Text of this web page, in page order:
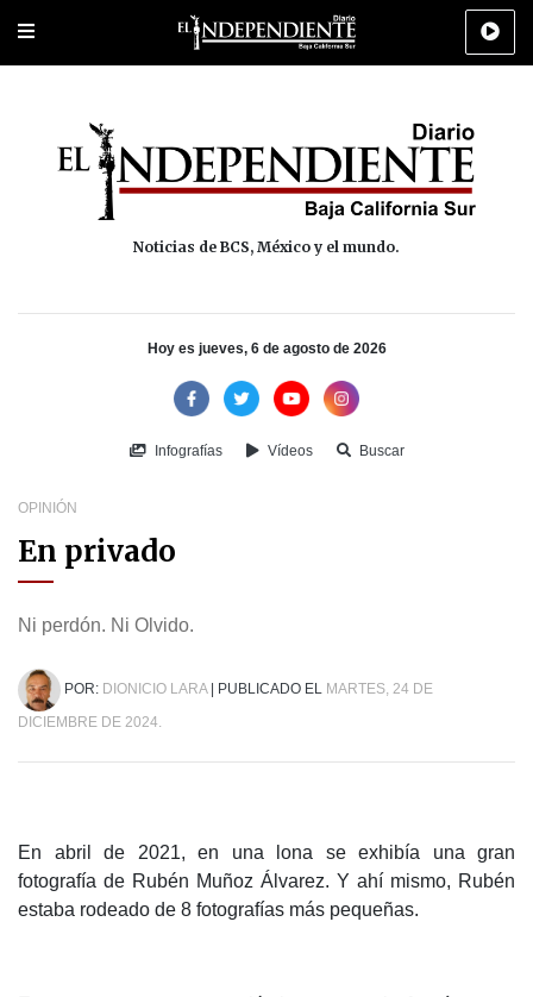
Portada Los Cabos Policiaca Deportes Cultura
Noticias de BCS, México y el mundo.
Hoy es jueves, 6 de agosto de 2026
Infografías Vídeos Buscar
OPINIÓN
En privado
Ni perdón. Ni Olvido.
POR: DIONICIO LARA| PUBLICADO EL MARTES, 24 DE
DICIEMBRE DE 2024.
En abril de 2021, en una lona se exhibía una gran
fotografía de Rubén Muñoz Álvarez. Y ahí mismo, Rubén
estaba rodeado de 8 fotografías más pequeñas.